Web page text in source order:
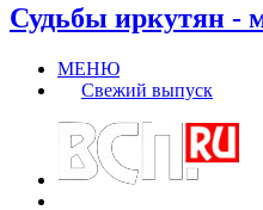
Судьбы иркутян -
МЕНЮ
Свежий выпуск